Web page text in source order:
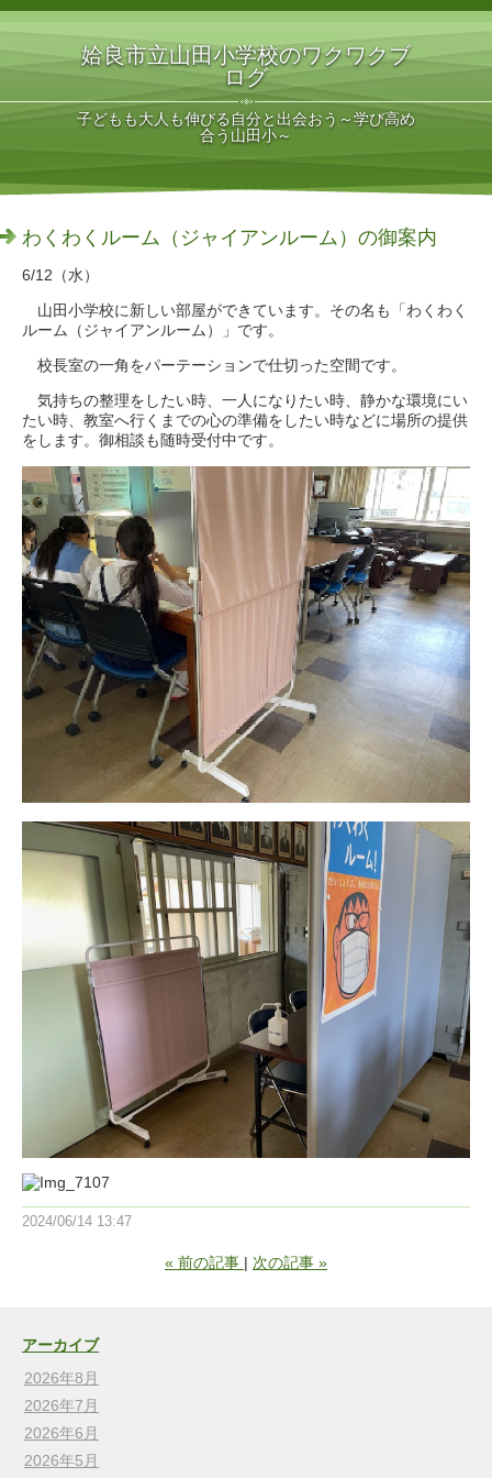
姶良市立山田小学校のワクワクブ
ログ
子どもも大人も伸びる自分と出会おう～学び高め
合う山田小～
わくわくルーム（ジャイアンルーム）の御案内
6/12（水）
山田小学校に新しい部屋ができています。その名も「わくわく
ルーム（ジャイアンルーム）」です。
校長室の一角をパーテーションで仕切った空間です。
気持ちの整理をしたい時、一人になりたい時、静かな環境にい
たい時、教室へ行くまでの心の準備をしたい時などに場所の提供
をします。御相談も随時受付中です。
2024/06/14 13:47
« 前の記事 次の記事 »
アーカイブ
2026年8月
2026年7月
2026年6月
2026年5月